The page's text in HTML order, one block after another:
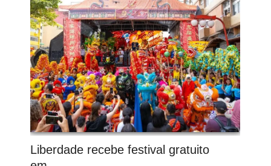
Liberdade recebe festival gratuito